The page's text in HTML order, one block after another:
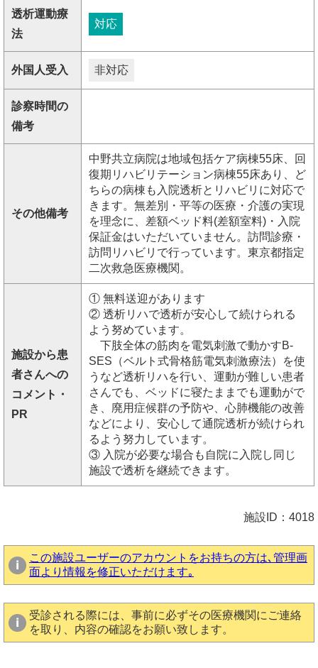
透析運動療
法
対応
外国人受入 非対応
診察時間の
備考
その他備考
中野共立病院は地域包括ケア病棟55床、回
復期リハビリテーション病棟55床あり、ど
ちらの病棟も入院透析とリハビリに対応で
きます。無差別・平等の医療・介護の実現
を理念に、差額ベッド料(差額室料)・入院
保証金はいただいていません。訪問診療・
訪問リハビリで行っています。東京都指定
二次救急医療機関。
施設から患
者さんへの
コメント・
PR
① 無料送迎があります
② 透析リハで透析が安心して続けられる
よう努めています。
下肢全体の筋肉を電気刺激で動かすB-
SES（ベルト式骨格筋電気刺激療法）を使
うなど透析リハを行い、運動が難しい患者
さんでも、ベッドに寝たままでも運動がで
き、廃用症候群の予防や、心肺機能の改善
などにより、安心して通院透析が続けられ
るよう努力しています。
③ 入院が必要な場合も自院に入院し同じ
施設で透析を継続できます。
施設ID：4018
この施設ユーザーのアカウントをお持ちの方は､管理画
面より情報を修正いただけます｡
受診される際には、事前に必ずその医療機関にご連絡
を取り、内容の確認をお願い致します。